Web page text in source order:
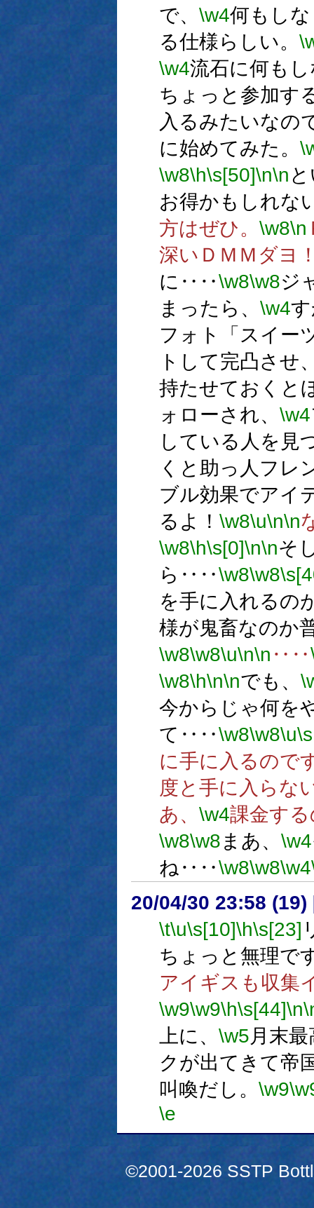
で、 \w4何もし
る仕様らしい。
\w4流石に何も
ちょっと参加す
入るみたいなの
に始めてみた。
\w8\h\s[50]\n\n
お得かもしれな
方はぜひ。 \w8\n
深いＤＭＭダヨ
に‥‥\w8\w8ジ
まったら、 \w4
フォト「スイー
トして完凸させ
持たせておくと
ォローされ、 \w4
している人を見
くと助っ人フレ
ブル効果でアイ
るよ！ \w8\u\n\n
\w8\h\s[0]\n\nそ
ら‥‥\w8\w8
を手に入れるの
様が鬼畜なのか
\w8\w8\u\n\n ‥‥
\w8\h\n\nでも、
今からじゃ何を
て‥‥\w8\w8\u
に手に入るので
度と手に入らな
あ、 \w4課金す
\w8\w8まあ、 \w4
ね‥‥\w8\w8\w4
20/04/30 23:58 (19)
\t\u\s[10]\h\s[23]
ちょっと無理で
アイギスも収集
\w9\w9\h\s[44]\n
上に、 \w5月末
クが出てきて帝
叫喚だし。 \w9
\e
©2001-2026 SSTP